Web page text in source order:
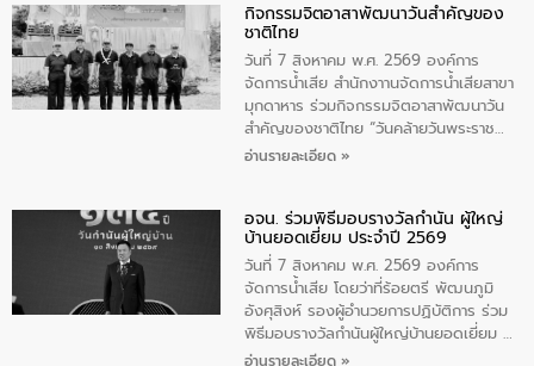
กิจกรรมจิตอาสาพัฒนาวันสําคัญของ
ชาติไทย
วันที่ 7 สิงหาคม พ.ศ. 2569 องค์การ
จัดการน้ำเสีย สำนักงาานจัดการน้ำเสียสาขา
มุกดาหาร ร่วมกิจกรรมจิตอาสาพัฒนาวัน
สําคัญของชาติไทย “วันคล้ายวันพระราช
สมภพ สมเด็จพระนางเจ้าสิริกิติ์พระบรม
ทิพย์คำ รองผู้ว่าราชการจังหวัดมุกดาหาร
เป็นประธานในพิธี ณ เรือนจําชั่วคราวนาโสก
ตําบลนาโสก อําเภอเมืองมุกดาหาร จังหวัด
มุกดาหาร โดยในกิจกรรมได้ร่วมปลูกป่า และ
ทําความสะอาดภายในบริเวณ จัดกิจกรรม
เพื่อถวายเป็นพระราชกุศล สมเด็จพระนาง
เจ้าสิริกิติ์พระบรมราชินีนาถ พระบรมราช
อ่านรายละเอียด »
อจน. ร่วมพิธีมอบรางวัลกำนัน ผู้ใหญ่
บ้านยอดเยี่ยม ประจำปี 2569
วันที่ 7 สิงหาคม พ.ศ. 2569 องค์การ
จัดการน้ำเสีย โดยว่าที่ร้อยตรี พัฒนภูมิ
อังศุสิงห์ รองผู้อำนวยการปฏิบัติการ ร่วม
พิธีมอบรางวัลกำนันผู้ใหญ่บ้านยอดเยี่ยม ณ
ทำเนียบรัฐบาล โดยมีนายอนุทิน ชาญวีรกูล
อ่านรายละเอียด »